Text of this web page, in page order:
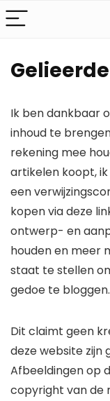
Ik ben dankbaar
inhoud te
rekening mee
artikelen koopt,
een
kopen via deze
ontwerp- en
houden en meer
staat te stellen
gedoe te
Dit claimt geen
deze website zijn
Afbeeldingen op
copyright van de